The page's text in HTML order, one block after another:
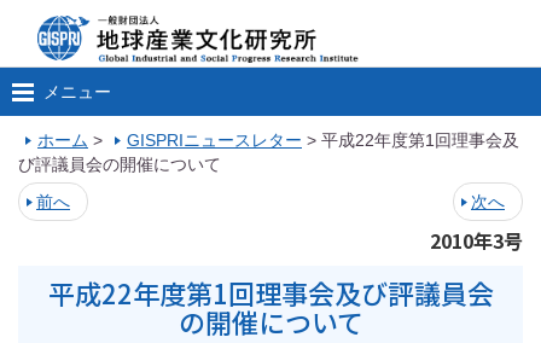
メニュー
ホーム > GISPRIニュースレター > 平成22年度第1回理事会及
び評議員会の開催について
前へ
次へ
2010年3号
平成22年度第1回理事会及び評議員会
の開催について